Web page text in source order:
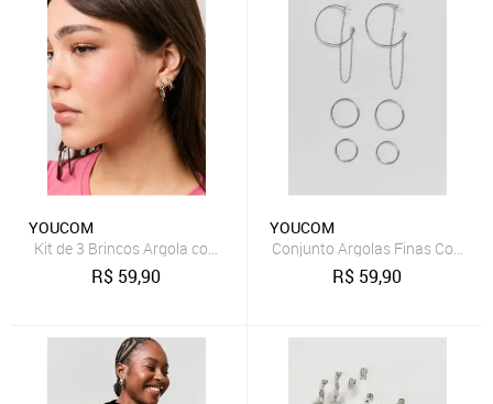
YOUCOM
Kit de 3 Brincos Argola com Detalhes Torcidos
R$ 59,90
YOUCOM
Conjunto Argolas Finas Corrente
R$ 59,90